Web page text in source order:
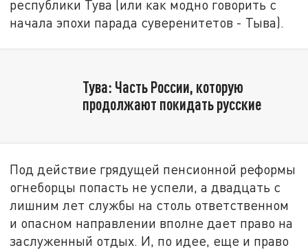
республики Тува (или как модно говорить с
начала эпохи парада суверенитетов - Тыва).
Тува: Часть России, которую
продолжают покидать русские
Под действие грядущей пенсионной реформы
огнеборцы попасть не успели, а двадцать с
лишним лет службы на столь ответственном
и опасном направлении вполне дает право на
заслуженный отдых. И, по идее, еще и право